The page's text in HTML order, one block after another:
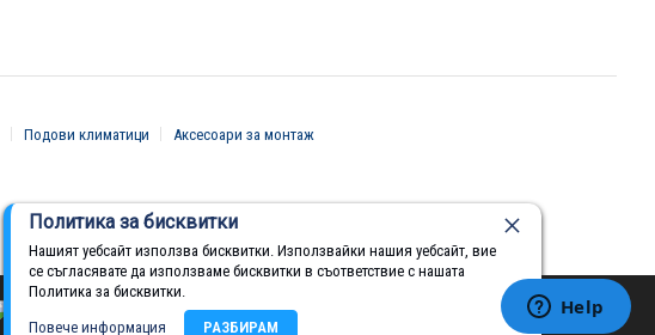
Политика за бисквитки
Нашият уебсайт използва бисквитки. Използвайки нашия уебсайт, вие
се съгласявате да използваме бисквитки в съответствие с нашата
Политика за бисквитки.
Повече информация
РАЗБИРАМ
Подови климатици Аксесоари за монтаж